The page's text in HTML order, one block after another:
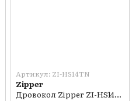
Артикул: ZI-HS14TN
Zipper
Дровокол Zipper ZI-HS14TN